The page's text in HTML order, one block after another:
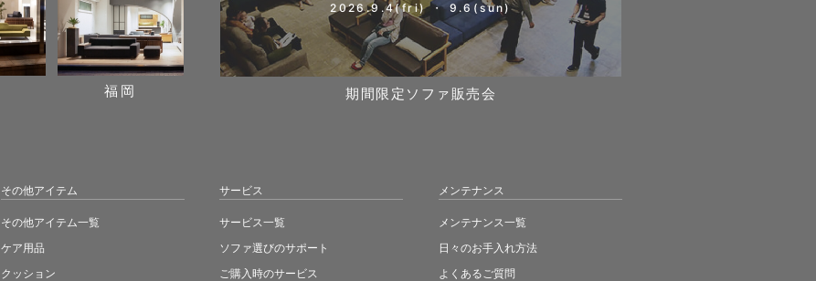
福岡
2026.9.4(fri) ・ 9.6(sun)
期間限定ソファ販売会
その他アイテム
その他アイテム一覧
ケア用品
クッション
サービス
サービス一覧
ソファ選びのサポート
ご購入時のサービス
メンテナンス
メンテナンス一覧
日々のお手入れ方法
よくあるご質問